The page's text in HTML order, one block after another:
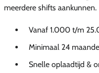
meerdere shifts aankunnen.
Vanaf 1.000 t/m
Minimaal 24
Snelle oplaadtijd &